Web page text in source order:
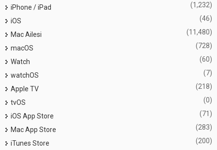
iPhone / iPad
(1,232)
iOS (46)
Mac Ailesi (11,480)
macOS (728)
Watch (60)
watchOS (7)
Apple TV (218)
tvOS (0)
iOS App Store (71)
Mac App Store (283)
iTunes Store (200)